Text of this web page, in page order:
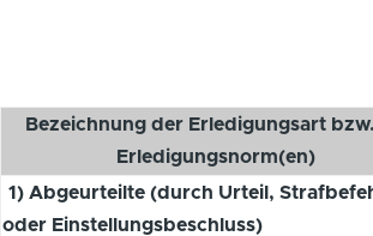
Bezeichnung der Erledigungsart
Erledigungsnorm(en)
1) Abgeurteilte (durch Urteil,
oder Einstellungsbeschluss)